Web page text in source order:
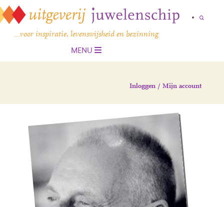
…voor inspiratie, levenswijsheid en bezinning
MENU
Inloggen / Mijn account